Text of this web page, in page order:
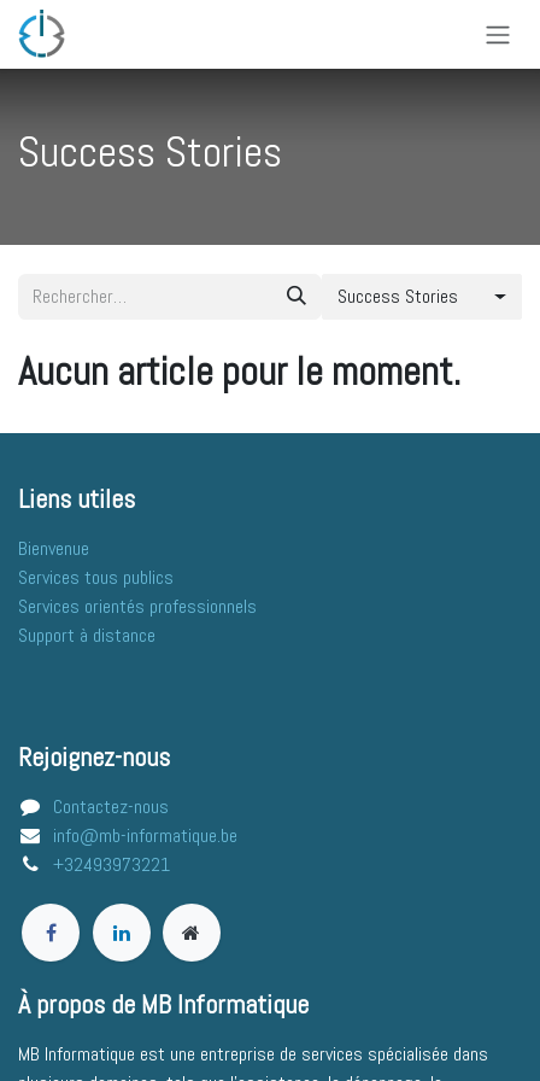
Se rendre au contenu
Success Stories
Success Stories
Aucun article pour le moment.
Liens utiles
​​​​​​​B​i​e​n​v​e​n​ue
Services tous publics
Services orientés professionnels
Support à distance
Rejoignez-nous
Contactez-nous
info@mb-informatique.be
+32493973221
À propos de MB Informatique
MB Informatique est une entreprise de services spécialisée dans